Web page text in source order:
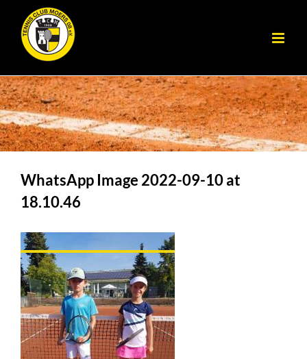
Inhalt
springen
WhatsApp Image 2022-09-10 at
18.10.46